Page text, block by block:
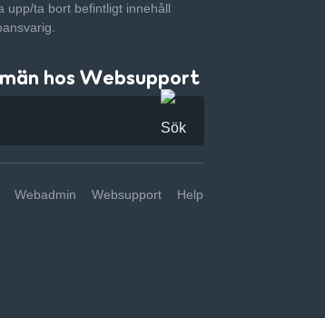
upp/ta bort befintligt innehåll
hos Websupport
Webadmin Websupport Help